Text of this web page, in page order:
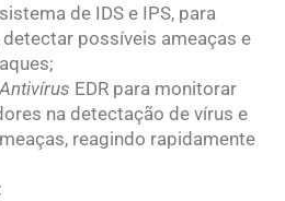
de IDS e IPS, para
possíveis ameaças e
EDR para monitorar
na detectação de vírus e
reagindo rapidamente